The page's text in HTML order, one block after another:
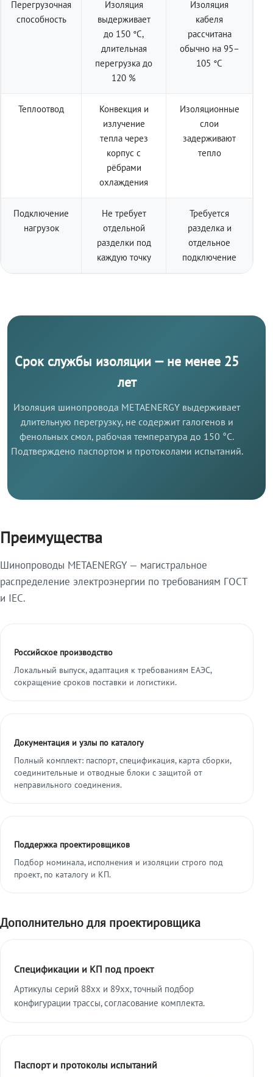
Перегрузочная
способность
Изоляция
выдерживает
до 150 °C,
длительная
перегрузка до
120 %
Изоляция
кабеля
рассчитана
обычно на 95–
105 °C
Теплоотвод
Конвекция и
излучение
тепла через
корпус с
рёбрами
охлаждения
Изоляционные
слои
задерживают
тепло
Подключение
нагрузок
Не требует
отдельной
разделки под
каждую точку
Требуется
разделка и
отдельное
подключение
Срок службы изоляции — не менее 25
лет
Изоляция шинопровода METAENERGY выдерживает
длительную перегрузку, не содержит галогенов и
фенольных смол, рабочая температура до 150 °C.
Подтверждено паспортом и протоколами испытаний.
Преимущества
Шинопроводы METAENERGY — магистральное
распределение электроэнергии по требованиям ГОСТ
и IEC.
Российское производство
Локальный выпуск, адаптация к требованиям ЕАЭС,
сокращение сроков поставки и логистики.
Документация и узлы по каталогу
Полный комплект: паспорт, спецификация, карта сборки,
соединительные и отводные блоки с защитой от
неправильного соединения.
Поддержка проектировщиков
Подбор номинала, исполнения и изоляции строго под
проект, по каталогу и КП.
Дополнительно для проектировщика
Спецификации и КП под проект
Артикулы серий 88xx и 89xx, точный подбор
конфигурации трассы, согласование комплекта.
Паспорт и протоколы испытаний